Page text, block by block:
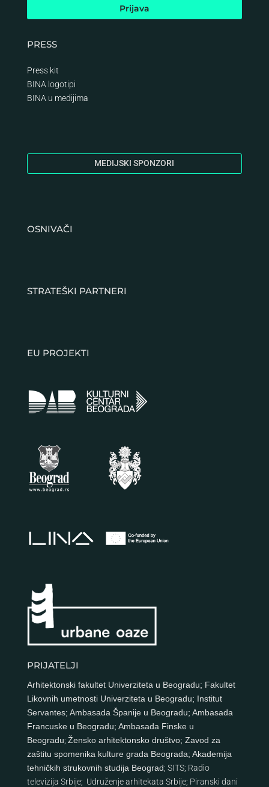
PRESS
Press kit
BINA logotipi
BINA u medijima
MEDIJSKI SPONZORI
OSNIVAČI
STRATEŠKI PARTNERI
EU PROJEKTI
PRIJATELJI
Arhitektonski fakultet Univerziteta u Beogradu; Fakultet
Likovnih umetnosti Univerziteta u Beogradu; Institut
Servantes; Ambasada Španije u Beogradu; Ambasada
Francuske u Beogradu; Ambasada Finske u
Beogradu; Žensko arhitektonsko društvo; Zavod za
zaštitu spomenika kulture grada Beograda; Akademija
tehničkih strukovnih studija Beograd; SITS; Radio
televizija Srbije; Udruženje arhitekata Srbije; Piranski dani